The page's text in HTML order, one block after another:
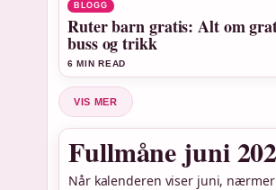
BLOGG
Ruter barn gratis: Alt om
buss og trikk
6 MIN READ
VIS MER
Fullmåne juni
Når kalenderen viser juni,